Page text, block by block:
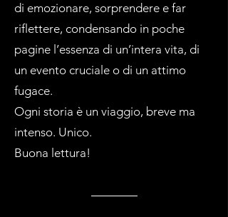
di emozionare, sorprendere e far
riflettere, condensando in poche
pagine l’essenza di un’intera vita, di
un evento cruciale o di un attimo
fugace.
Ogni storia è un viaggio, breve ma
intenso. Unico.
Buona lettura!